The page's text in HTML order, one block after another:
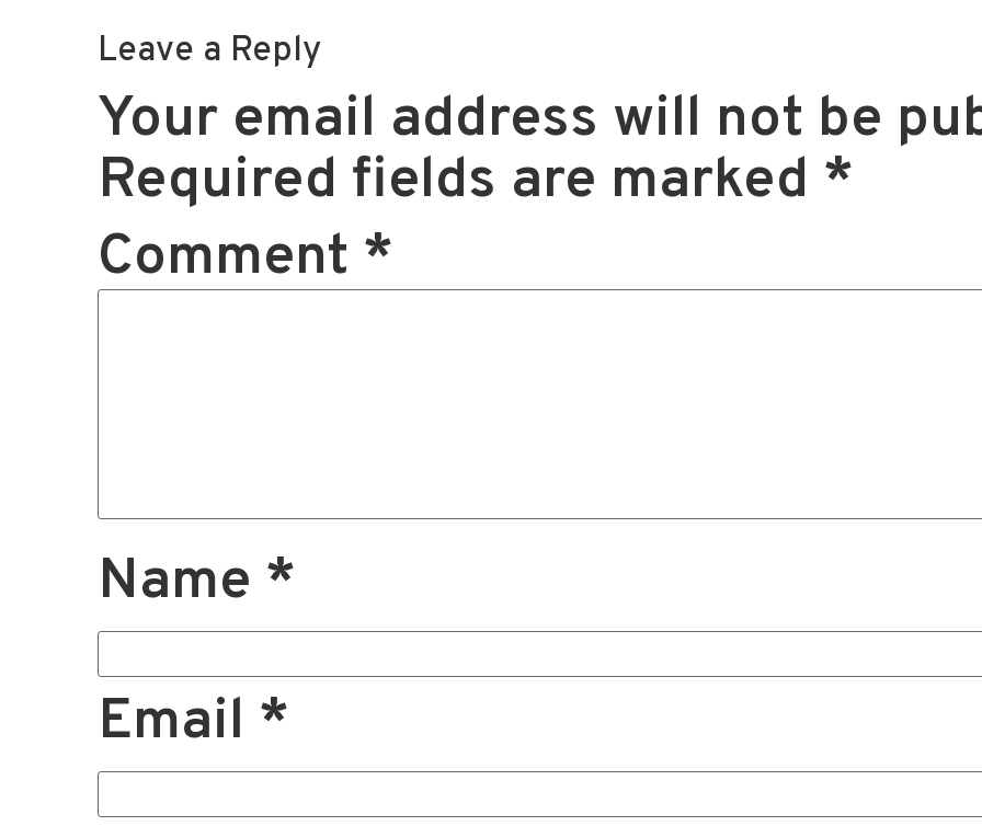
Leave a Reply
Your email address will not be
Required fields are marked *
Comment *
Name *
Email *